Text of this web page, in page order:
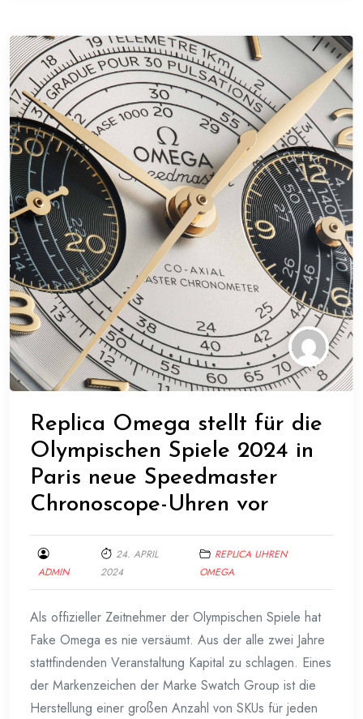
Replica Omega stellt für die
Olympischen Spiele 2024 in
Paris neue Speedmaster
Chronoscope-Uhren vor
ADMIN
24. APRIL
2024
REPLICA UHREN
OMEGA
Als offizieller Zeitnehmer der Olympischen Spiele hat
Fake Omega es nie versäumt. Aus der alle zwei Jahre
stattfindenden Veranstaltung Kapital zu schlagen. Eines
der Markenzeichen der Marke Swatch Group ist die
Herstellung einer großen Anzahl von SKUs für jeden